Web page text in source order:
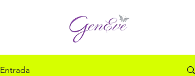
Entrada